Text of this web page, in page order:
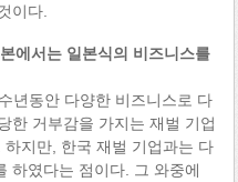
이다.
에서는 일본식의 비즈니스를
년동안 다양한 비즈니스로 다
한 거부감을 가지는 재벌 기업
지만, 한국 재벌 기업과는 다
하였다는 점이다. 그 와중에